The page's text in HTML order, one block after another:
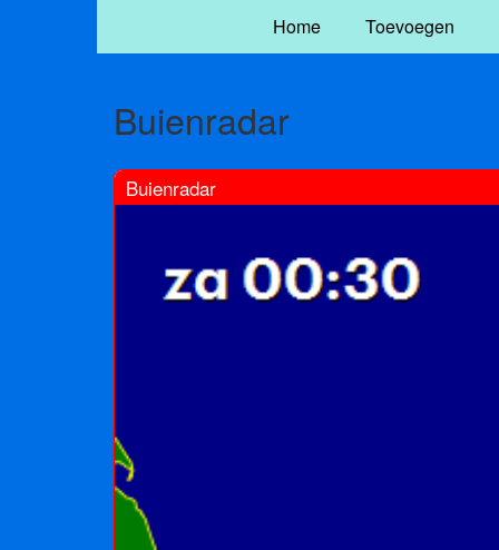
Home Toevoegen
Buienradar
Buienradar